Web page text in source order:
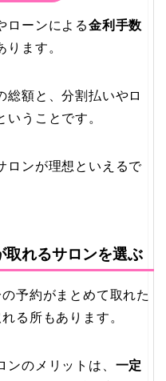
ローンによる金利手数
ります。
総額と、分割払いやロ
いうことです。
ロンが理想といえるで
取れるサロンを選ぶ
予約がまとめて取れた
る所もあります。
ンのメリットは、 一定